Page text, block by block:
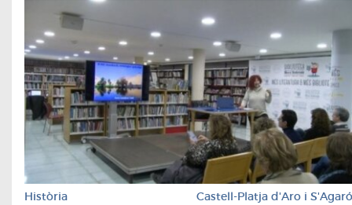
Història Castell-Platja d'Aro i S'Agaró